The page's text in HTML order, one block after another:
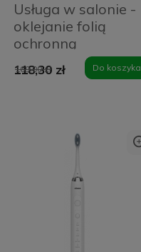
Usługa w salonie -
oklejanie folią
ochronną
PanzerGlass Max
Ultra - ekran
118,30 zł
169,00 zł Do koszyka